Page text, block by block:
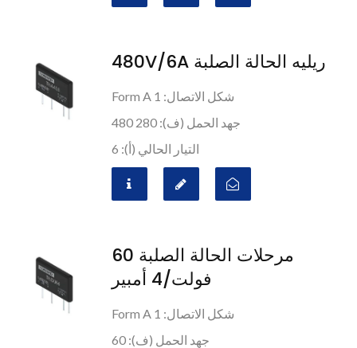
ريليه الحالة الصلبة 480V/6A
شكل الاتصال: 1 Form A
جهد الحمل (ف): 280 480
التيار الحالي (أ): 6
مرحلات الحالة الصلبة 60
فولت/4 أمبير
شكل الاتصال: 1 Form A
جهد الحمل (ف): 60